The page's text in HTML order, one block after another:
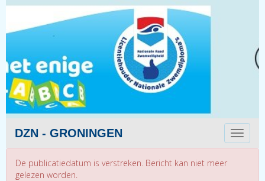
Toggle
DZN - GRONINGEN
De publicatiedatum is verstreken. Bericht kan niet meer
gelezen worden.